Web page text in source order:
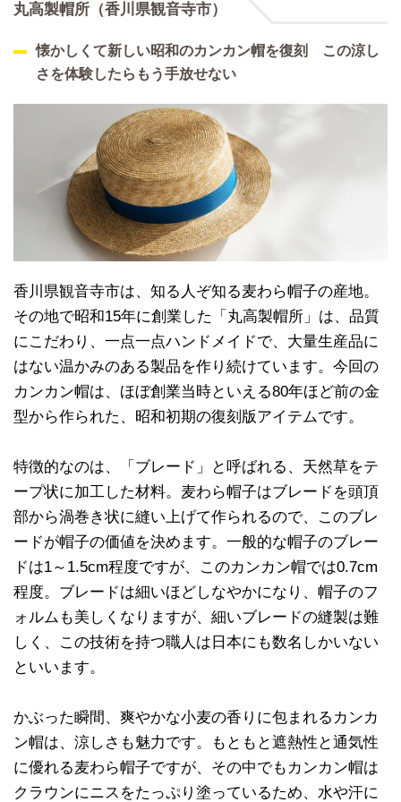
丸高製帽所（香川県観音寺市）
懐かしくて新しい昭和のカンカン帽を復刻 この涼し
さを体験したらもう手放せない
香川県観音寺市は、知る人ぞ知る麦わら帽子の産地。
その地で昭和15年に創業した「丸高製帽所」は、品質
にこだわり、一点一点ハンドメイドで、大量生産品に
はない温かみのある製品を作り続けています。今回の
カンカン帽は、ほぼ創業当時といえる80年ほど前の金
型から作られた、昭和初期の復刻版アイテムです。
特徴的なのは、「ブレード」と呼ばれる、天然草をテ
ープ状に加工した材料。麦わら帽子はブレードを頭頂
部から渦巻き状に縫い上げて作られるので、このブレ
ードが帽子の価値を決めます。一般的な帽子のブレー
ドは1～1.5cm程度ですが、このカンカン帽では0.7cm
程度。ブレードは細いほどしなやかになり、帽子のフ
ォルムも美しくなりますが、細いブレードの縫製は難
しく、この技術を持つ職人は日本にも数名しかいない
といいます。
かぶった瞬間、爽やかな小麦の香りに包まれるカンカ
ン帽は、涼しさも魅力です。もともと遮熱性と通気性
に優れる麦わら帽子ですが、その中でもカンカン帽は
クラウンにニスをたっぷり塗っているため、水や汗に